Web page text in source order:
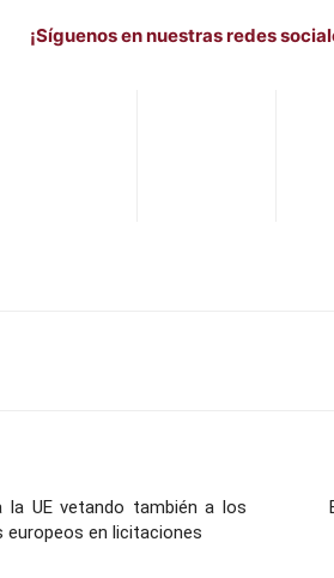
¡Síguenos en nuestras redes
la UE vetando también a los
en licitaciones